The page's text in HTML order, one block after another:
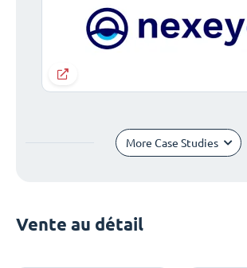
More Case Studies
Vente au détail